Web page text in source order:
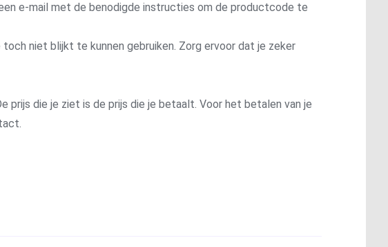
e-mail met de benodigde instructies om de productcode te
niet blijkt te kunnen gebruiken. Zorg ervoor dat je zeker
prijs die je ziet is de prijs die je betaalt. Voor het betalen van je